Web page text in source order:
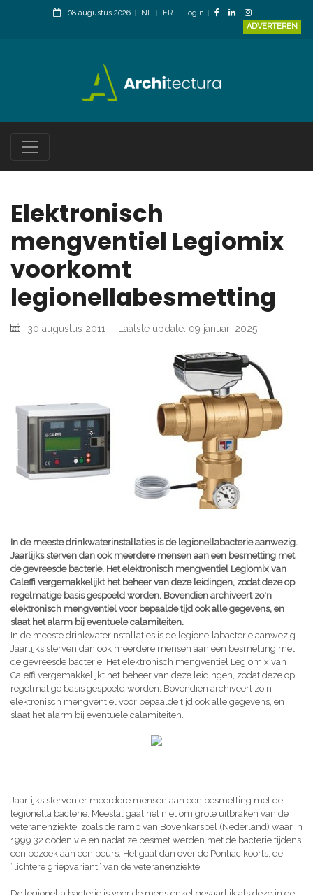
08 augustus 2026 NL FR
Login
ADVERTEREN
Elektronisch
mengventiel Legiomix
voorkomt
legionellabesmetting
30 augustus 2011 Laatste update: 09 januari 2025
In de meeste drinkwaterinstallaties is de legionellabacterie aanwezig.
Jaarlijks sterven dan ook meerdere mensen aan een besmetting met
de gevreesde bacterie. Het elektronisch mengventiel Legiomix van
Caleffi vergemakkelijkt het beheer van deze leidingen, zodat deze op
regelmatige basis gespoeld worden. Bovendien archiveert zo'n
elektronisch mengventiel voor bepaalde tijd ook alle gegevens, en
slaat het alarm bij eventuele calamiteiten.
In de meeste drinkwaterinstallaties is de legionellabacterie aanwezig.
Jaarlijks sterven dan ook meerdere mensen aan een besmetting met
de gevreesde bacterie. Het elektronisch mengventiel Legiomix van
Caleffi vergemakkelijkt het beheer van deze leidingen, zodat deze op
regelmatige basis gespoeld worden. Bovendien archiveert zo'n
elektronisch mengventiel voor bepaalde tijd ook alle gegevens, en
slaat het alarm bij eventuele calamiteiten.
Jaarlijks sterven er meerdere mensen aan een besmetting met de
legionella bacterie. Meestal gaat het niet om grote uitbraken van de
veteranenziekte, zoals de ramp van Bovenkarspel (Nederland) waar in
1999 32 doden vielen nadat ze besmet werden met de bacterie tijdens
een bezoek aan een beurs. Het gaat dan over de Pontiac koorts, de
“lichtere griepvariant” van de veteranenziekte.